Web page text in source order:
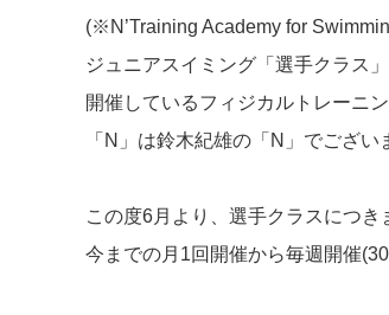
(※N’Training Academy for
ジュニアスイミング「選手クラス
開催しているフィジカルトレーニ
「N」は鈴木紀雄の「N」でござい
この度6月より、選手クラスにつき
今までの月1回開催から毎週開催